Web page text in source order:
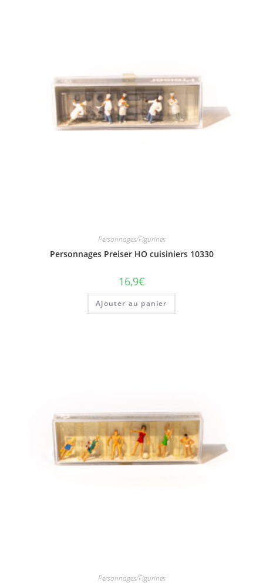
Personnages/Figurines
Personnages Preiser HO cuisiniers 10330
16,9€
Ajouter au panier
Personnages/Figurines